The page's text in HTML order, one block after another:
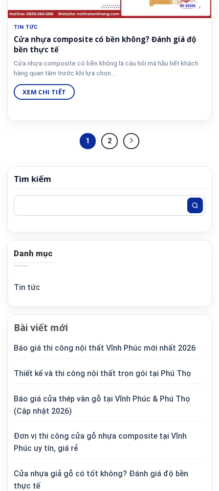
TIN TỨC
Cửa nhựa composite có bền không? Đánh giá độ
bền thực tế
Cửa nhựa composite có bền không là câu hỏi mà hầu hết khách
hàng quan tâm trước khi lựa chọn...
XEM CHI TIẾT
1 2
Tìm kiếm
Danh mục
Tin tức
Bài viết mới
Báo giá thi công nội thất Vĩnh Phúc mới nhất 2026
Thiết kế và thi công nội thất trọn gói tại Phú Thọ
Báo giá cửa thép vân gỗ tại Vĩnh Phúc & Phú Thọ
(Cập nhật 2026)
Đơn vị thi công cửa gỗ nhựa composite tại Vĩnh
Phúc uy tín, giá rẻ
Cửa nhựa giả gỗ có tốt không? Đánh giá độ bền
thực tế